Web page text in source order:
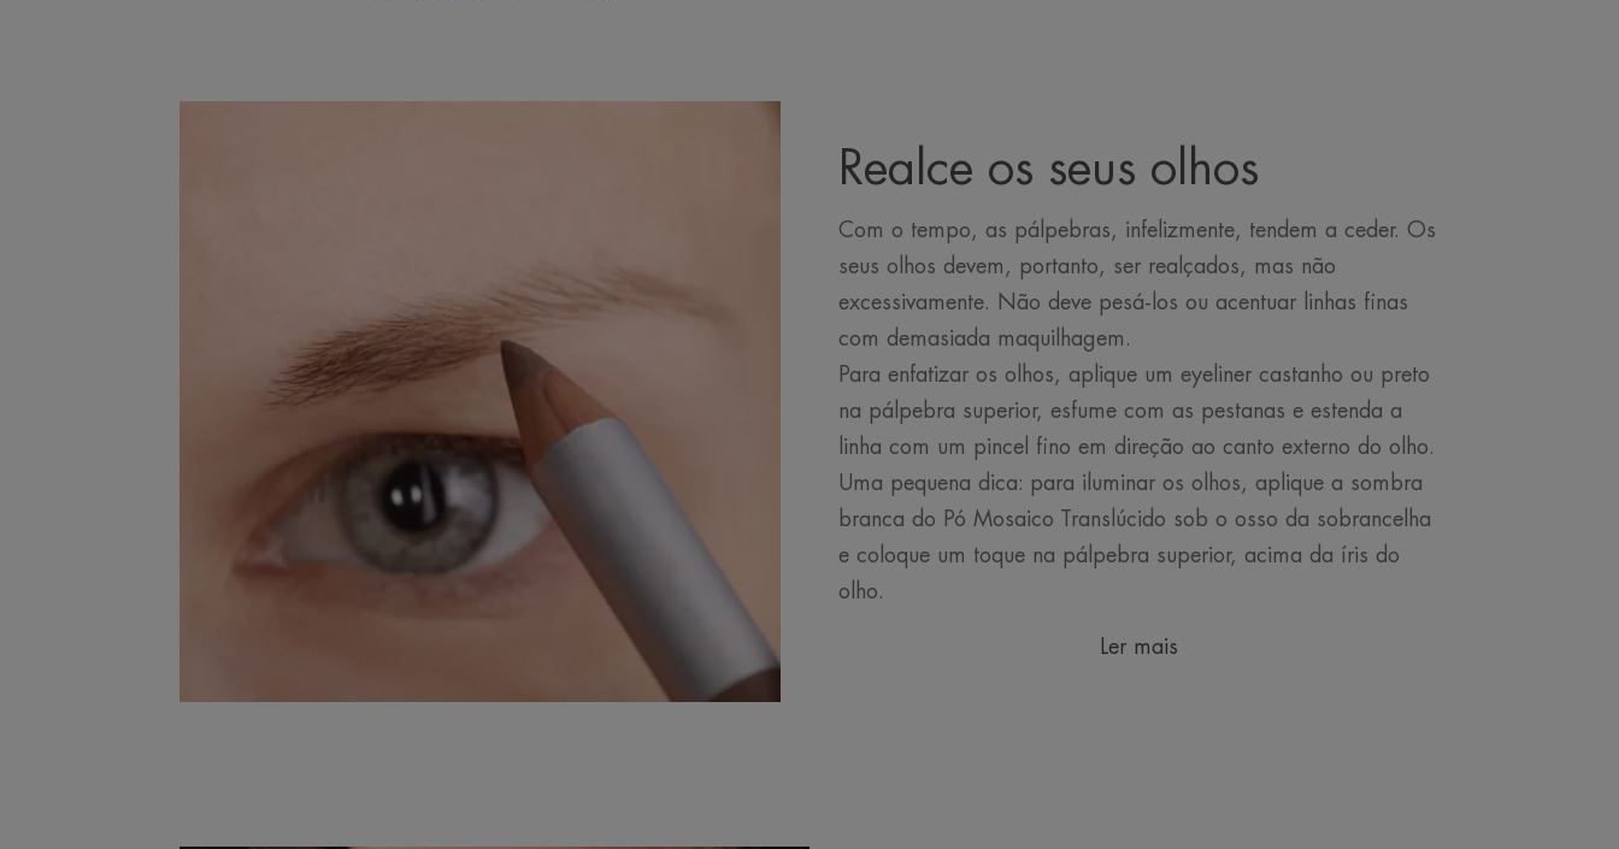
Realce os seus olhos
Com o tempo, as pálpebras, infelizmente, tendem a ceder. Os
seus olhos devem, portanto, ser realçados, mas não
excessivamente. Não deve pesá-los ou acentuar linhas finas
com demasiada maquilhagem.
Para enfatizar os olhos, aplique um eyeliner castanho ou preto
na pálpebra superior, esfume com as pestanas e estenda a
linha com um pincel fino em direção ao canto externo do olho.
Uma pequena dica: para iluminar os olhos, aplique a sombra
branca do Pó Mosaico Translúcido sob o osso da sobrancelha
e coloque um toque na pálpebra superior, acima da íris do
olho.
Ler mais